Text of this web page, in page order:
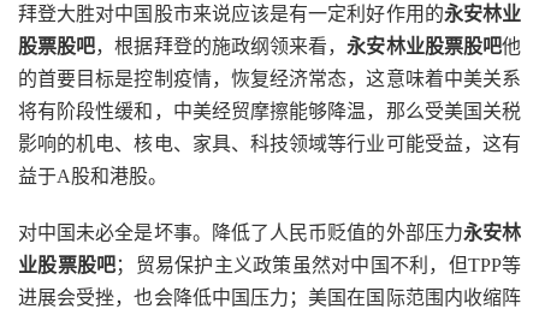
拜登大胜对中国股市来说应该是有一定利好作用的永安林业
股票股吧，根据拜登的施政纲领来看， 永安林业股票股吧他
的首要目标是控制疫情，恢复经济常态，这意味着中美关系
将有阶段性缓和，中美经贸摩擦能够降温，那么受美国关税
影响的机电、核电、家具、科技领域等行业可能受益，这有
益于A股和港股。
对中国未必全是坏事。降低了人民币贬值的外部压力永安林
业股票股吧；贸易保护主义政策虽然对中国不利，但TPP等
进展会受挫，也会降低中国压力；美国在国际范围内收缩阵